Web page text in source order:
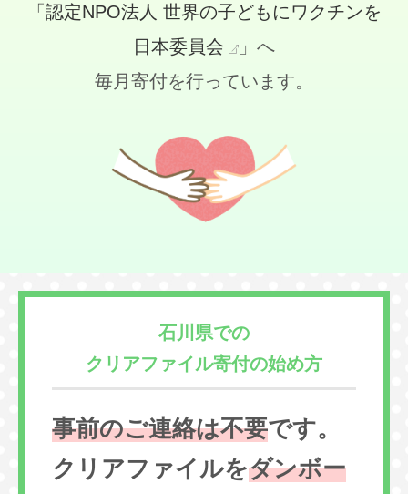
「認定NPO法人 世界の子どもにワクチンを
日本委員会
」へ
毎月寄付を行っています。
石川県での
クリアファイル寄付の始め方
事前のご連絡は不要です。
クリアファイルをダンボー